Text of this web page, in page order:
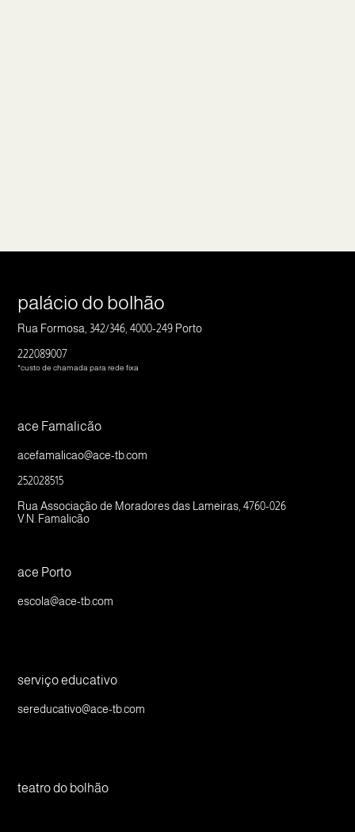
palácio do bolhão
Rua Formosa, 342/346, 4000-249 Porto
222089007
*custo de chamada para rede fixa
ace Famalicão
acefamalicao@ace-tb.com
252028515
Rua Associação de Moradores das Lameiras, 4760-026
V.N. Famalicão
ace Porto
escola@ace-tb.com
serviço educativo
sereducativo@ace-tb.com
teatro do bolhão